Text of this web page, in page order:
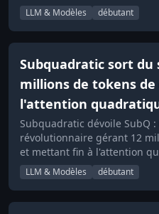
LLM & Modèles débutant
Subquadratic sort du
millions de tokens
l'attention
Subquadratic dévoile SubQ
révolutionnaire gérant 12
et mettant fin à l'attention
LLM & Modèles débutant